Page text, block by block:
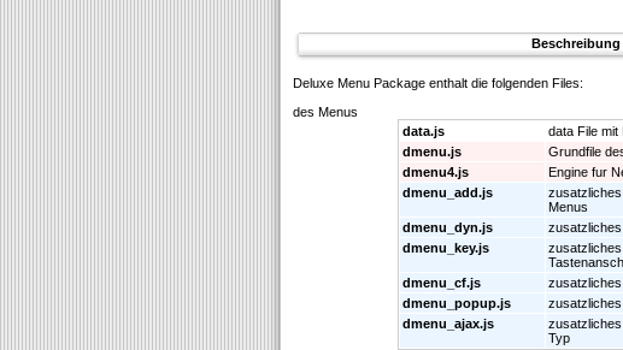
Beschreibung
Deluxe Menu Package enthalt die folgenden Files:
des Menus
data.js
data File mit
dmenu.js
Grundfile
dmenu4.js
Engine fur
dmenu_add.js
Menus
dmenu_dyn.js
dmenu_key.js
dmenu_cf.js
dmenu_popup.js
dmenu_ajax.js
Typ